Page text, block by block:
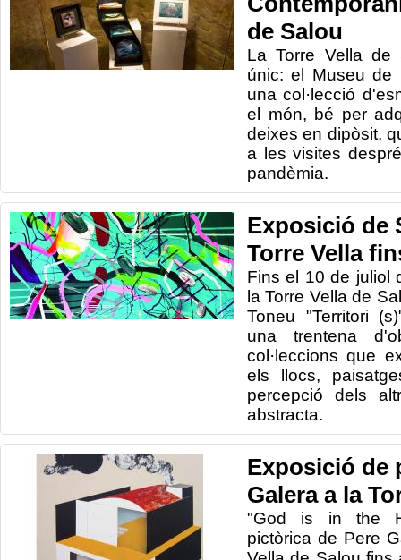
de Salou
La Torre Vella de
únic: el Museu de
una col·lecció
el món, bé per
deixes en dipòsit,
a les visites
pandèmia.
Exposició de
Torre Vella
Fins el 10 de juliol
la Torre Vella de
Toneu "Territori
una trentena
col·leccions que
els llocs,
percepció dels
abstracta.
Exposició de
Galera a la
"God is in the
pictòrica de Pere